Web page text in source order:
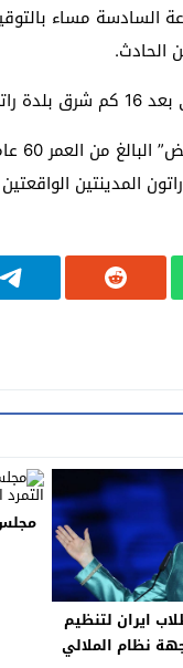
مساء
الحادث.
ولم
المدينتين
ايران لتنظيم
نظام الملالي